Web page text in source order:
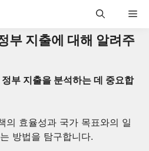
부 지출에 대해 알려주
부 지출을 분석하는 데 중요합
의 효율성과 국가 목표와의 일
방법을 탐구합니다.